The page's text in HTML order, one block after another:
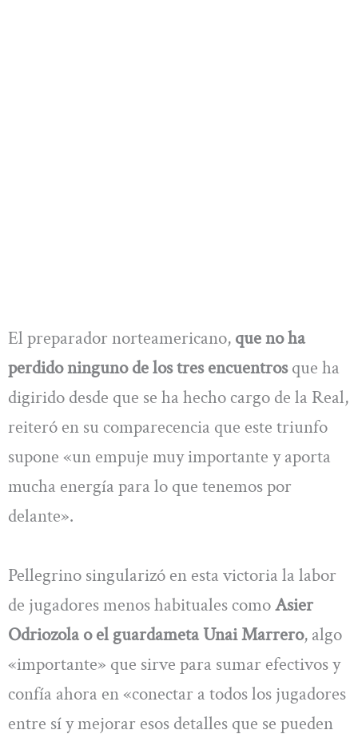
El preparador norteamericano, que no ha
perdido ninguno de los tres encuentrosque ha
digirido desde que se ha hecho cargo de la Real,
reiteró en su comparecencia que este triunfo
supone «un empuje muy importante y aporta
mucha energía para lo que tenemos por
delante».
Pellegrino singularizó en esta victoria la labor
de jugadores menos habituales comoAsier
Odriozola o el guardameta Unai Marrero, algo
«importante» que sirve para sumar efectivos y
confía ahora en «conectar a todos los jugadores
entre sí y mejorar esos detalles que se pueden